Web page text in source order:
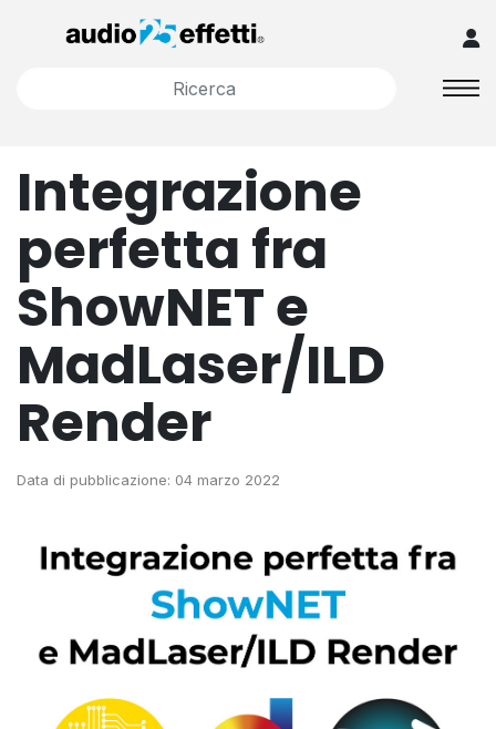
Integrazione
perfetta fra
ShowNET e
MadLaser/ILD
Render
Data di pubblicazione: 04 marzo 2022